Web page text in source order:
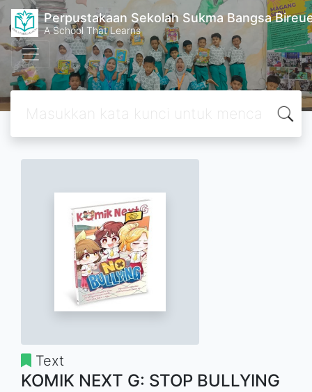
Perpustakaan Sekolah Sukma Bangsa
A School That Learns
Text
KOMIK NEXT G: STOP BULLYING